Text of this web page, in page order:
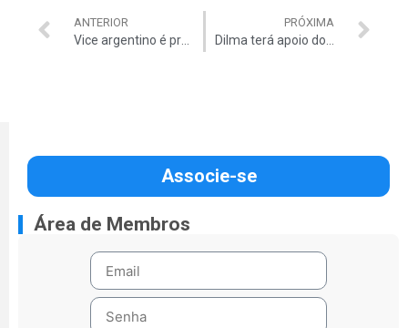
ANTERIOR PRÓXIMA
Associe-se
Área de Membros